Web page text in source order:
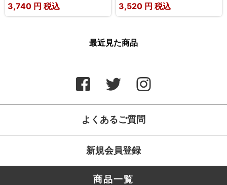
3,740 円 税込 3,520 円 税込
最近見た商品
よくあるご質問
新規会員登録
商品一覧